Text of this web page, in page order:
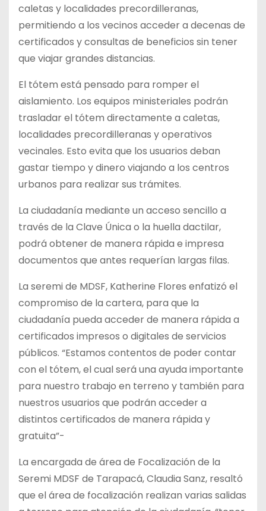
caletas y localidades precordilleranas,
permitiendo a los vecinos acceder a decenas de
certificados y consultas de beneficios sin tener
que viajar grandes distancias.
El tótem está pensado para romper el
aislamiento. Los equipos ministeriales podrán
trasladar el tótem directamente a caletas,
localidades precordilleranas y operativos
vecinales. Esto evita que los usuarios deban
gastar tiempo y dinero viajando a los centros
urbanos para realizar sus trámites.
La ciudadanía mediante un acceso sencillo a
través de la Clave Única o la huella dactilar,
podrá obtener de manera rápida e impresa
documentos que antes requerían largas filas.
La seremi de MDSF, Katherine Flores enfatizó el
compromiso de la cartera, para que la
ciudadanía pueda acceder de manera rápida a
certificados impresos o digitales de servicios
públicos. “Estamos contentos de poder contar
con el tótem, el cual será una ayuda importante
para nuestro trabajo en terreno y también para
nuestros usuarios que podrán acceder a
distintos certificados de manera rápida y
gratuita”-
La encargada de área de Focalización de la
Seremi MDSF de Tarapacá, Claudia Sanz, resaltó
que el área de focalización realizan varias salidas